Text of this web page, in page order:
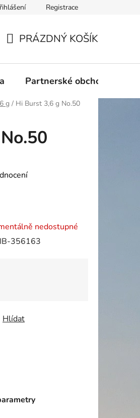
Registrace
KOŠÍK
PRÁZDNÝ KOŠÍK
Partnerské obchody
g / Hi Burst 3,6 g No.50
nedostupné
356163
Hlídat